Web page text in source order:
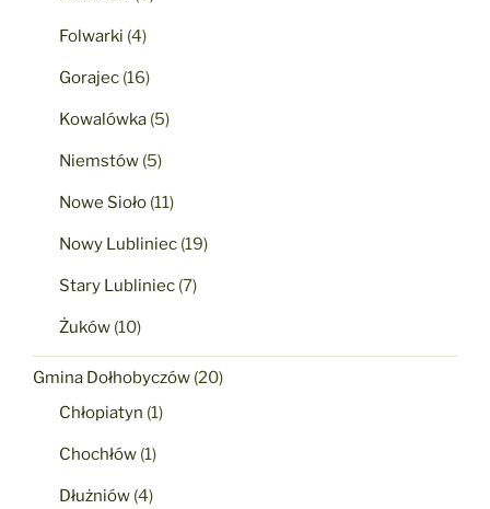
Folwarki (4)
Gorajec (16)
Kowalówka (5)
Niemstów (5)
Nowe Sioło (11)
Nowy Lubliniec (19)
Stary Lubliniec (7)
Żuków (10)
Gmina Dołhobyczów (20)
Chłopiatyn (1)
Chochłów (1)
Dłużniów (4)